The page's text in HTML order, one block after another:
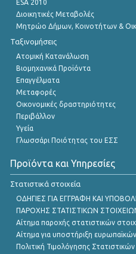
ESA 2010
Διοικητικές Μεταβολές
Μητρώο Δήμων, Κοινοτήτων &
Ταξινομήσεις
Ατομική Κατανάλωση
Βιομηχανικά Προϊόντα
Επαγγέλματα
Μεταφορές
Οικονομικές δραστηριότητες
Περιβάλλον
Υγεία
Γλωσσάρι Ποιότητας του ΕΣΣ
Προϊόντα και Υπηρεσίες
Στατιστικά στοιχεία
ΟΔΗΓΙΕΣ ΓΙΑ ΕΓΓΡΑΦΗ ΚΑΙ
ΠΑΡΟΧΗΣ ΣΤΑΤΙΣΤΙΚΩΝ
Αίτημα παροχής στατιστικών
Αίτημα για υποστήριξη
Πολιτική Τιμολόγησης